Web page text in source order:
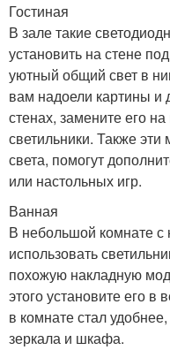
Гостиная
В зале такие
установить на стене
уютный общий свет в
вам надоели картины и
стенах, замените его
светильники. Также
света, помогут
или настольных игр.
Ванная
В небольшой комнате
использовать
похожую накладную
этого установите его в
в комнате стал
зеркала и шкафа.